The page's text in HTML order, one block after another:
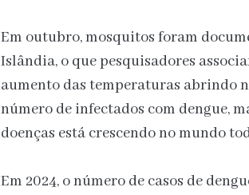
Em outubro, mosquitos foram
Islândia, o que pesquisadores
aumento das temperaturas abrindo
número de infectados com dengue,
doenças está crescendo no mundo
Em 2024, o número de casos de